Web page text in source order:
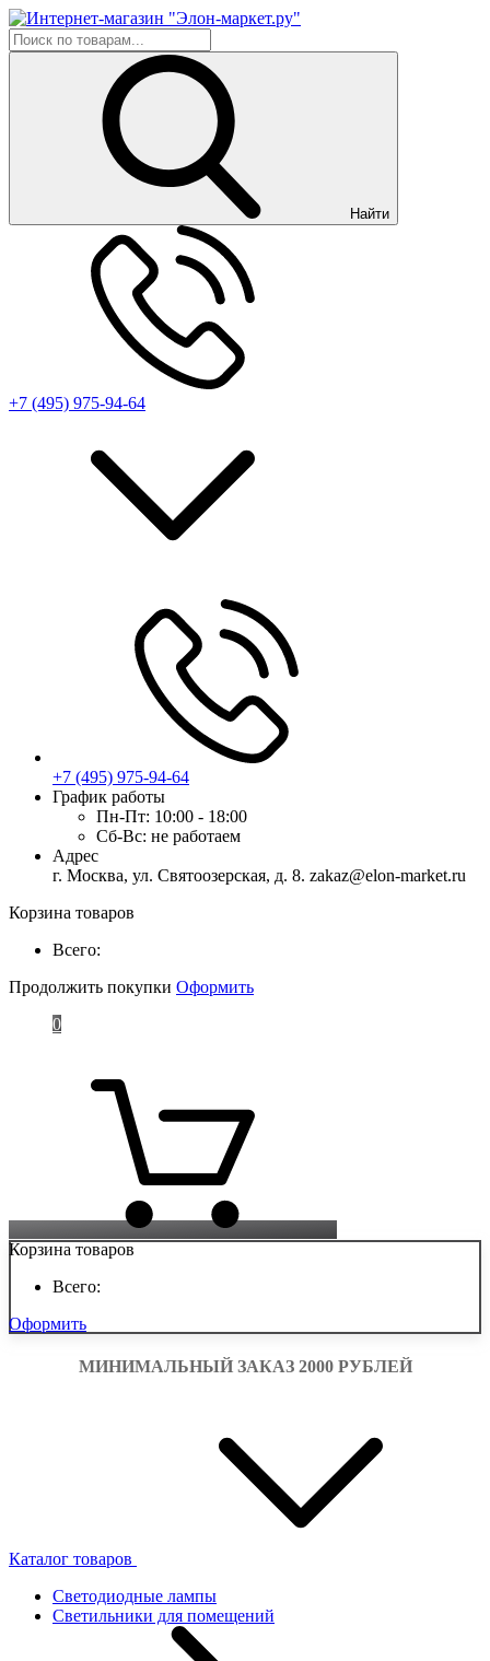
Найти
+7 (495) 975-94-64
+7 (495) 975-94-64
График работы
Пн-Пт: 10:00 - 18:00
Сб-Вс: не работаем
Адрес
г. Москва, ул. Святоозерская, д. 8. zakaz@elon-market.ru
Корзина товаров
Всего:
Продолжить покупки Оформить
0
Корзина товаров
Всего:
Оформить
МИНИМАЛЬНЫЙ ЗАКАЗ 2000 РУБЛЕЙ
Каталог товаров
Светодиодные лампы
Светильники для помещений